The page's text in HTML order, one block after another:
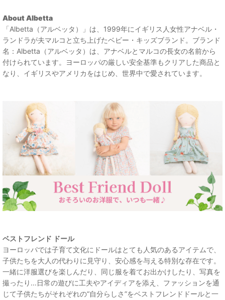
About Albetta
「Albetta（アルベッタ）」は、1999年にイギリス人女性アナベル・
ランドラが夫マルコと立ち上げたベビー・キッズブランド。ブランド
名：Albetta（アルベッタ）は、アナベルとマルコの長女の名前から
付けられています。ヨーロッパの厳しい安全基準もクリアした商品と
なり、イギリスやアメリカをはじめ、世界中で愛されています。
ベストフレンド ドール
ヨーロッパでは子育て文化にドールはとても人気のあるアイテムで、
子供たちを大人の代わりに見守り、安心感を与える特別な存在です。
一緒に洋服選びを楽しんだり、同じ服を着てお出かけしたり、写真を
撮ったり...日常の遊びに工夫やアイディアを添え、ファッションを通
じて子供たちがそれぞれの“自分らしさ”をベストフレンドドールと一